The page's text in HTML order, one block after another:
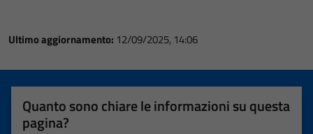
Ultimo aggiornamento: 12/09/2025, 14:06
Quanto sono chiare le informazioni su questa
pagina?